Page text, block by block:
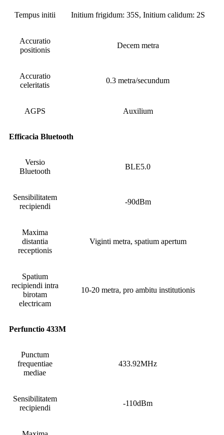
Tempus initii Initium frigidum: 35S, Initium calidum: 2S
Accuratio
positionis
Decem metra
Accuratio
celeritatis
0.3 metra/secundum
AGPS Auxilium
Efficacia Bluetooth
Versio
Bluetooth
BLE5.0
Sensibilitatem
recipiendi
-90dBm
Maxima
distantia
receptionis
Viginti metra, spatium apertum
Spatium
recipiendi intra
birotam
electricam
10-20 metra, pro ambitu institutionis
Perfunctio 433M
Punctum
frequentiae
mediae
433.92MHz
Sensibilitatem
recipiendi
-110dBm